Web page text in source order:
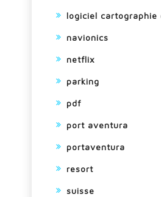
logiciel cartographie
navionics
netflix
parking
pdf
port aventura
portaventura
resort
suisse